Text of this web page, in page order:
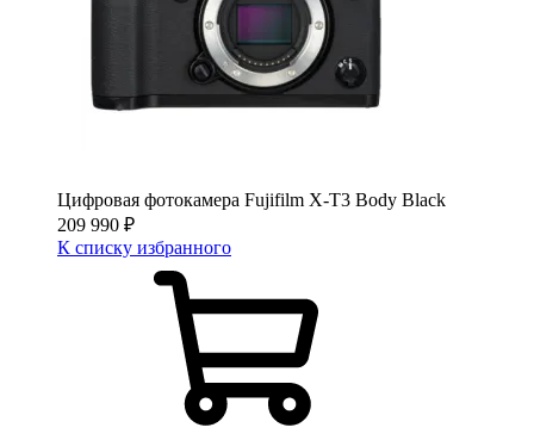
Цифровая фотокамера Fujifilm X-T3 Body Black
209 990 ₽
К списку избранного